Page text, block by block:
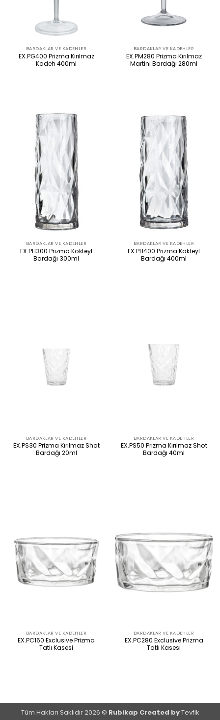
BARDAKLAR VE KADEHLER
EX.PG400 Prizma Kırılmaz
Kadeh 400ml
BARDAKLAR VE KADEHLER
EX.PM280 Prizma Kırılmaz
Martini Bardağı 280ml
BARDAKLAR VE KADEHLER
EX.PH300 Prizma Kokteyl
Bardağı 300ml
BARDAKLAR VE KADEHLER
EX.PH400 Prizma Kokteyl
Bardağı 400ml
BARDAKLAR VE KADEHLER
EX.PS30 Prizma Kırılmaz Shot
Bardağı 20ml
BARDAKLAR VE KADEHLER
EX.PS50 Prizma Kırılmaz Shot
Bardağı 40ml
BARDAKLAR VE KADEHLER
EX.PC160 Exclusive Prizma
Tatlı Kasesi
BARDAKLAR VE KADEHLER
EX.PC280 Exclusive Prizma
Tatlı Kasesi
Tüm Hakları Saklıdır 2026 © Rubikap Created byTevfik